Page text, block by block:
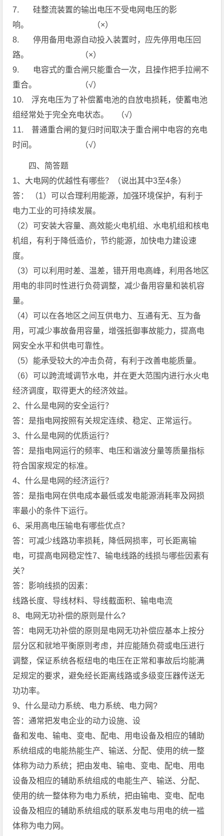
7. 硅整流装置的输出电压不受电网电压的影
响。 （×）
8. 停用备用电源自动投入装置时，应先停用电压回
路。 （×）
9. 电容式的重合闸只能重合一次，且操作把手拉闸不
重合。 （√）
10. 浮充电压为了补偿蓄电池的自放电损耗，使蓄电池
组经常处于完全充电状态。 （√）
11. 普通重合闸的复归时间取决于重合闸中电容的充电
时间。 （√）
四、简答题
1、大电网的优越性有哪些？（说出其中3至4条）
答： （1）可以合理利用能源，加强环境保护，有利于
电力工业的可持续发展。
（2）可安装大容量、高效能火电机组、水电机组和核电
机组，有利于降低造价，节约能源，加快电力建设速
度。
（3）可以利用时差、温差，错开用电高峰，利用各地区
用电的非同时性进行负荷调整，减少备用容量和装机容
量。
（4）可以在各地区之间互供电力、互通有无、互为备
用，可减少事故备用容量，增强抵御事故能力，提高电
网安全水平和供电可靠性。
（5）能承受较大的冲击负荷，有利于改善电能质量。
（6）可以跨流域调节水电，并在更大范围内进行水火电
经济调度，取得更大的经济效益。
2、什么是电网的安全运行？
答：是指电网按照有关规定连续、稳定、正常运行。
3、什么是电网的优质运行？
答：是指电网运行的频率、电压和谐波分量等质量指标
符合国家规定的标准。
4、什么是电网的经济运行？
答：是指电网在供电成本最低或发电能源消耗率及网损
率最小的条件下运行。
6、采用高电压输电有哪些优点？
答：可减少线路功率损耗，降低网损率，可长距离输
电，可提高电网稳定性7、输电线路的线损与哪些因素有
关？
答：影响线损的因素：
线路长度、导线材料、导线截面积、输电电流
8、电网无功补偿的原则是什么?
答：电网无功补偿的原则是电网无功补偿应基本上按分
层分区和就地平衡原则考虑，并应能随负荷或电压进行
调整，保证系统各枢纽电的电压在正常和事故后均能满
足规定的要求，避免经长距离线路或多级变压器传送无
功功率。
9、什么是动力系统、电力系统、电力网?
答：通常把发电企业的动力设施、设
备和发电、输电、变电、配电、用电设备及相应的辅助
系统组成的电能热能生产、输送、分配、使用的统一整
体称为动力系统；把由发电、输电、变电、配电、用电
设备及相应的辅助系统组成的电能生产、输送、分配、
使用的统一整体称为电力系统，把由输电、变电、配电
设备及相应的辅助系统组成的联系发电与用电的统一褴
体称为电力网。